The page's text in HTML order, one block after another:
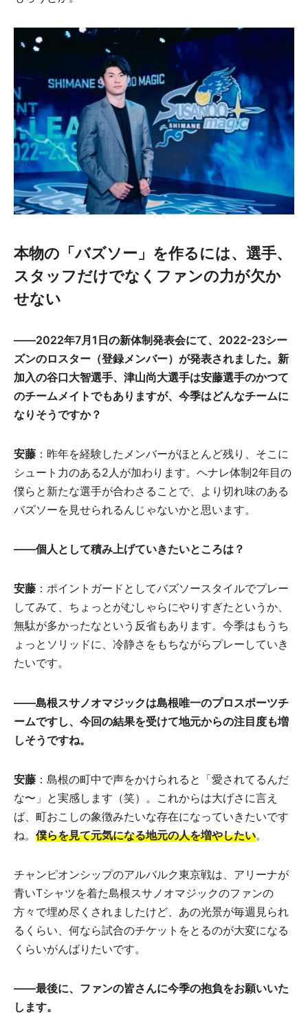
本物の「バズソー」を作るには、選手、
スタッフだけでなくファンの力が欠か
せない
――2022年7月1日の新体制発表会にて、2022-23シー
ズンのロスター（登録メンバー）が発表されました。新
加入の谷口大智選手、津山尚大選手は安藤選手のかつて
のチームメイトでもありますが、今季はどんなチームに
なりそうですか？
安藤 ：昨年を経験したメンバーがほとんど残り、そこに
シュート力のある2人が加わります。ヘナレ体制2年目の
僕らと新たな選手が合わさることで、より切れ味のある
バズソーを見せられるんじゃないかと思います。
――個人として積み上げていきたいところは？
安藤 ：ポイントガードとしてバズソースタイルでプレー
してみて、ちょっとがむしゃらにやりすぎたというか、
無駄が多かったなという反省もあります。今季はもうち
ょっとソリッドに、冷静さをもちながらプレーしていき
たいです。
――島根スサノオマジックは島根唯一のプロスポーツチ
ームですし、今回の結果を受けて地元からの注目度も増
しそうですね。
安藤 ：島根の町中で声をかけられると「愛されてるんだ
な〜」と実感します（笑）。これからは大げさに言え
ば、町おこしの象徴みたいな存在になっていきたいです
ね。 僕らを見て元気になる地元の人を増やしたい。
チャンピオンシップのアルバルク東京戦は、アリーナが
青いTシャツを着た島根スサノオマジックのファンの
方々で埋め尽くされましたけど、あの光景が毎週見られ
るくらい、何なら試合のチケットをとるのが大変になる
くらいがんばりたいです。
――最後に、ファンの皆さんに今季の抱負をお願いいた
します。